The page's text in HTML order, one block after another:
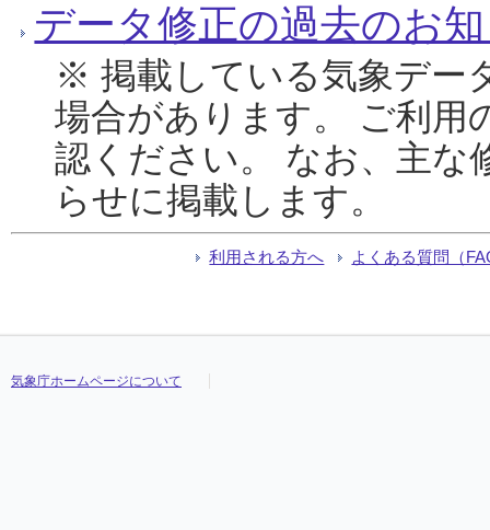
データ修正の過去のお
※ 掲載している気象デー
場合があります。 ご利用
認ください。 なお、主な
らせに掲載します。
利用される方へ よくある質問（
気象庁ホームページについて